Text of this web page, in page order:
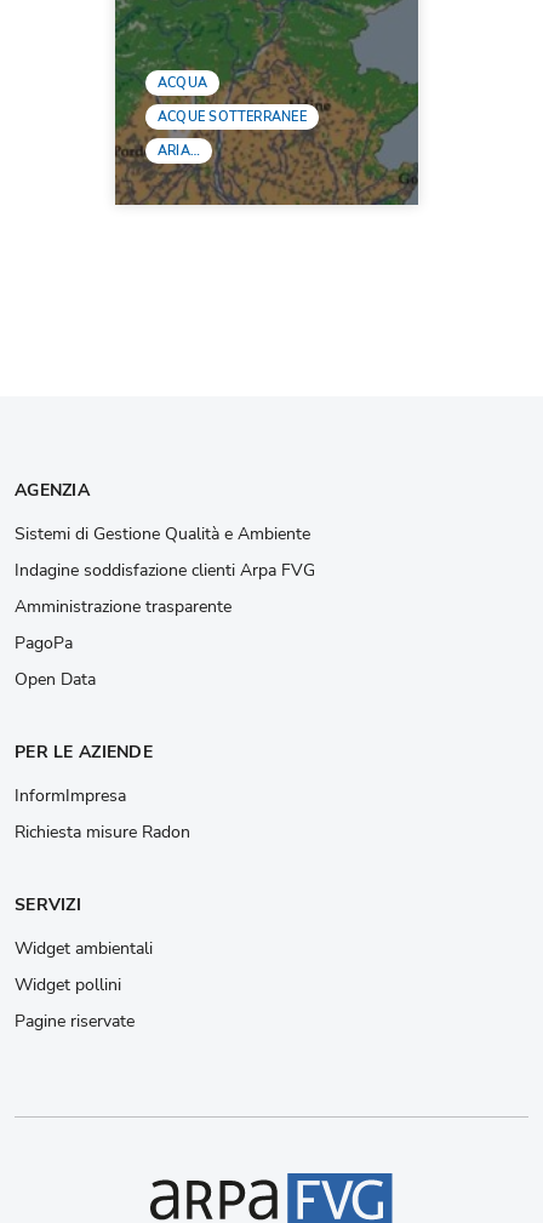
ACQUA
ACQUE SOTTERRANEE
ARIA…
AGENZIA
Sistemi di Gestione Qualità e Ambiente
Indagine soddisfazione clienti Arpa FVG
Amministrazione trasparente
PagoPa
Open Data
PER LE AZIENDE
InformImpresa
Richiesta misure Radon
SERVIZI
Widget ambientali
Widget pollini
Pagine riservate